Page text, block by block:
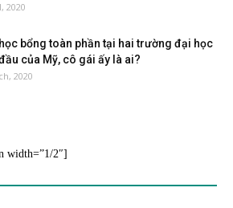
2020
bổng toàn phần tại hai trường đại học
của Mỹ, cô gái ấy là ai?
2020
width=”1/2″]